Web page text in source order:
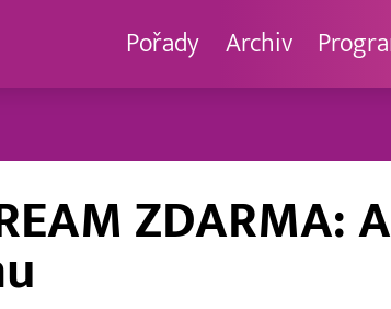
Pořady Archiv